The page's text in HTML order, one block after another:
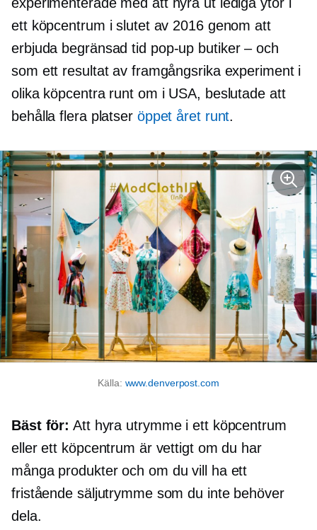
ett köpcentrum i slutet av 2016 genom att
erbjuda begränsad tid pop-up butiker – och
som ett resultat av framgångsrika experiment i
olika köpcentra runt om i USA, beslutade att
behålla flera platser öppetåret runt.
Källa: www.denverpost.com
Bäst för: Att hyra utrymme i ett köpcentrum
eller ett köpcentrum är vettigt om du har
många produkter och om du vill ha ett
fristående säljutrymme som du inte behöver
dela.